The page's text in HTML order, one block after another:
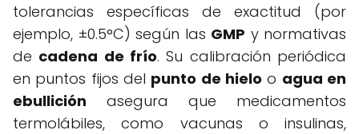
tolerancias específicas de exactitud (por
ejemplo, ±0.5°C) según las GMP y normativas
de cadena de frío. Su calibración periódica
en puntos fijos del punto de hielo o agua en
ebullición asegura que medicamentos
termolábiles, como vacunas o insulinas,